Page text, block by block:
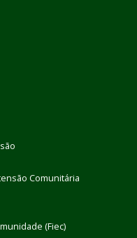
Comunitária
(Fiec)